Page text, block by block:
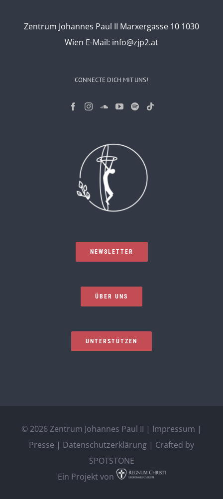
Zentrum Johannes Paul II Marxergasse 10 1030
Wien E-Mail: info@zjp2.at
CONNECTE DICH MIT UNS!
NEWSLETTER
ÜBER UNS
UNTERSTÜTZEN
© 2026 Zentrum Johannes Paul II | Impressum |
Presse | Datenschutzerklärung | Crafted by
SPOTSTONE
Ein Projekt von